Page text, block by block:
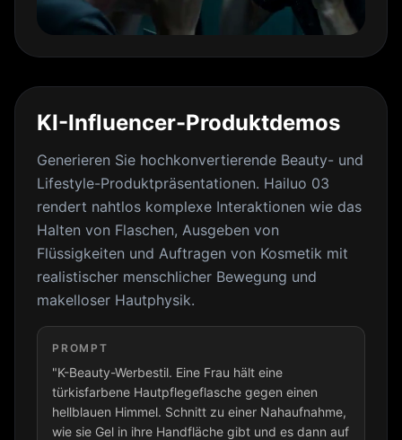
KI-Influencer-Produktdemos
Generieren Sie hochkonvertierende Beauty- und
Lifestyle-Produktpräsentationen. Hailuo 03
rendert nahtlos komplexe Interaktionen wie das
Halten von Flaschen, Ausgeben von
Flüssigkeiten und Auftragen von Kosmetik mit
realistischer menschlicher Bewegung und
makelloser Hautphysik.
PROMPT
"K-Beauty-Werbestil. Eine Frau hält eine
türkisfarbene Hautpflegeflasche gegen einen
hellblauen Himmel. Schnitt zu einer Nahaufnahme,
wie sie Gel in ihre Handfläche gibt und es dann auf